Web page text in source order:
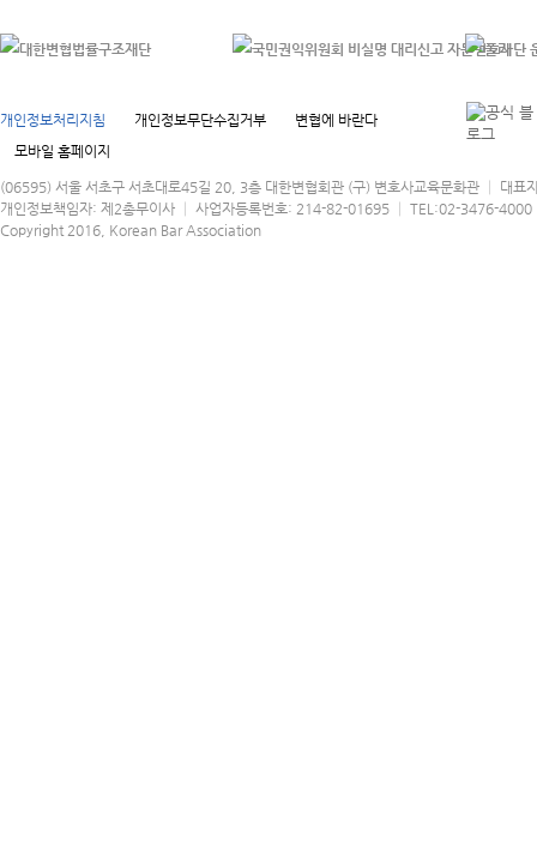
개인정보처리지침 개인정보무단수집거부
변협에 바란다
모바일 홈페이지
(06595) 서울 서초구 서초대로45길 20, 3층 대한변협회관 (구) 변호사교육문화관 │ 대표
개인정보책임자: 제2총무이사 │ 사업자등록번호: 214-82-01695 │ TEL:02-3476-
Copyright 2016, Korean Bar Association